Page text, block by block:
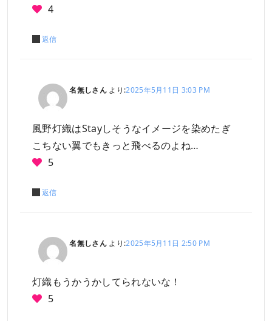
4
返信
名無しさん より:2025年5月11日 3:03 PM
風野灯織はStayしそうなイメージを染めたぎ
こちない翼でもきっと飛べるのよね…
5
返信
名無しさん より:2025年5月11日 2:50 PM
灯織もうかうかしてられないな！
5